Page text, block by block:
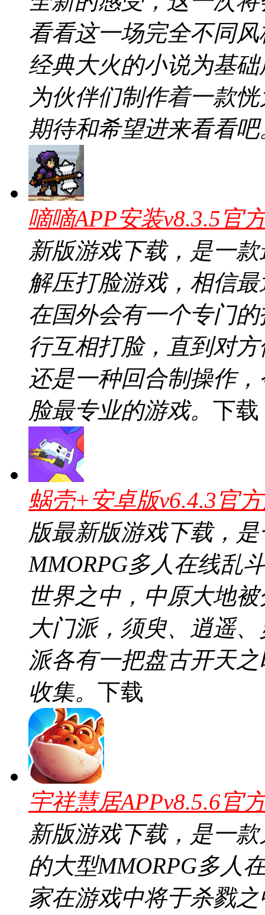
看看这一场完全不同
经典大火的小说为基
为伙伴们制作着一款
期待和希望进来看看吧
嘀嘀APP安装v8.3.5官
新版游戏下载，是一
解压打脸游戏，相信
在国外会有一个专门
行互相打脸，直到对
还是一种回合制操作
脸最专业的游戏。 下载
蜗壳+安卓版v6.4.3官
版最新版游戏下载，
MMORPG多人在线乱
世界之中，中原大地
大门派，须臾、逍遥
派各有一把盘古开天
收集。 下载
宇祥慧居APPv8.5.6官
新版游戏下载，是一
的大型MMORPG多人
家在游戏中将于杀戮